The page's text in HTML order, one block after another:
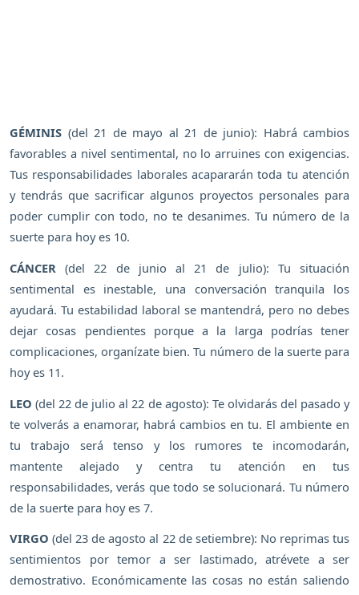
GÉMINIS (del 21 de mayo al 21 de junio): Habrá cambios
favorables a nivel sentimental, no lo arruines con exigencias.
Tus responsabilidades laborales acapararán toda tu atención
y tendrás que sacrificar algunos proyectos personales para
poder cumplir con todo, no te desanimes. Tu número de la
suerte para hoy es 10.
CÁNCER (del 22 de junio al 21 de julio): Tu situación
sentimental es inestable, una conversación tranquila los
ayudará. Tu estabilidad laboral se mantendrá, pero no debes
dejar cosas pendientes porque a la larga podrías tener
complicaciones, organízate bien. Tu número de la suerte para
hoy es 11.
LEO (del 22 de julio al 22 de agosto): Te olvidarás del pasado y
te volverás a enamorar, habrá cambios en tu. El ambiente en
tu trabajo será tenso y los rumores te incomodarán,
mantente alejado y centra tu atención en tus
responsabilidades, verás que todo se solucionará. Tu número
de la suerte para hoy es 7.
VIRGO (del 23 de agosto al 22 de setiembre): No reprimas tus
sentimientos por temor a ser lastimado, atrévete a ser
demostrativo. Económicamente las cosas no están saliendo